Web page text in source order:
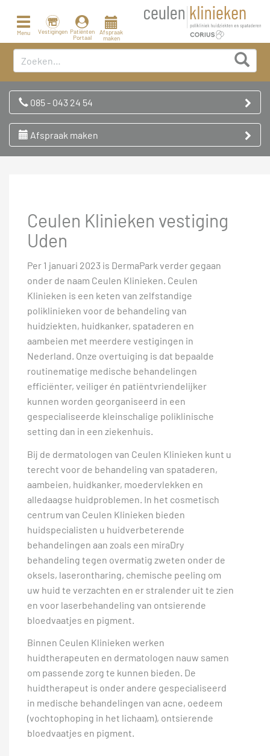
Toggle
navigation
Menu Vestigingen Patiënten
Portaal
Afspraak
maken
085 - 043 24 54
Afspraak maken
Ceulen Klinieken vestiging
Uden
Per 1 januari 2023 is DermaPark verder gegaan
onder de naam Ceulen Klinieken. Ceulen
Klinieken is een keten van zelfstandige
poliklinieken voor de behandeling van
huidziekten, huidkanker, spataderen en
aambeien met meerdere vestigingen in
Nederland. Onze overtuiging is dat bepaalde
routinematige medische behandelingen
efficiënter, veiliger én patiëntvriendelijker
kunnen worden georganiseerd in een
gespecialiseerde kleinschalige poliklinische
setting dan in een ziekenhuis.
Bij de dermatologen van Ceulen Klinieken kunt u
terecht voor de behandeling van spataderen,
aambeien, huidkanker, moedervlekken en
alledaagse huidproblemen. In het cosmetisch
centrum van Ceulen Klinieken bieden
huidspecialisten u huidverbeterende
behandelingen aan zoals een miraDry
behandeling tegen overmatig zweten onder de
oksels, laserontharing, chemische peeling om
uw huid te verzachten en er stralender uit te zien
en voor laserbehandeling van ontsierende
bloedvaatjes en pigment.
Binnen Ceulen Klinieken werken
huidtherapeuten en dermatologen nauw samen
om passende zorg te kunnen bieden. De
huidtherapeut is onder andere gespecialiseerd
in medische behandelingen van acne, oedeem
(vochtophoping in het lichaam), ontsierende
bloedvaatjes en pigment.